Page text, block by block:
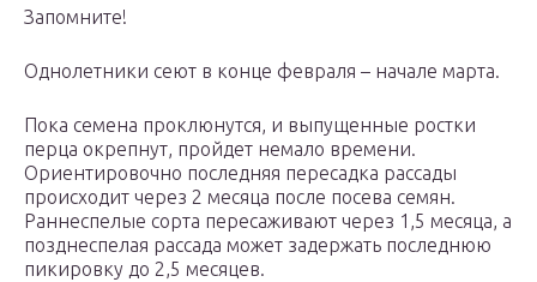
Запомните!
Однолетники сеют в конце февраля – начале марта.
Пока семена проклюнутся, и выпущенные ростки
перца окрепнут, пройдет немало времени.
Ориентировочно последняя пересадка рассады
происходит через 2 месяца после посева семян.
Раннеспелые сорта пересаживают через 1,5 месяца, а
позднеспелая рассада может задержать последнюю
пикировку до 2,5 месяцев.